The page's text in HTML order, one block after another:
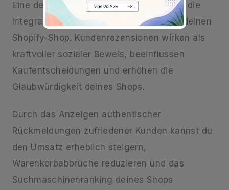
Eine der effektivsten Methoden dafür ist die
Integration von Produktbewertungen in deinen
Shopify-Shop. Kundenrezensionen wirken als
kraftvoller sozialer Beweis, beeinflussen
Kaufentscheidungen und erhöhen die
Glaubwürdigkeit deines Shops.
Durch das Anzeigen authentischer
Rückmeldungen zufriedener Kunden kannst du
den Umsatz erheblich steigern,
Warenkorbabbrüche reduzieren und das
Suchmaschinenranking deines Shops